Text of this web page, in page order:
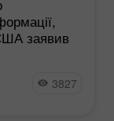
заявив
3827